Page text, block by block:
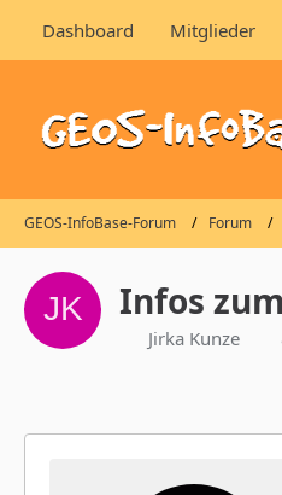
Dashboard Mitglieder
GEOS-InfoBase-Forum Forum
Infos
Jirka Kunze